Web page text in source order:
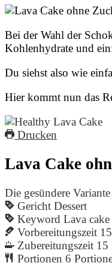
Bei der Wahl der
Kohlenhydrate und
Du siehst also wie
Hier kommt nun das
Drucken
Lava Cake
Die gesündere
Gericht Dessert
Keyword Lava cake
Vorbereitungszeit 15
Zubereitungszeit 15
Portionen 6